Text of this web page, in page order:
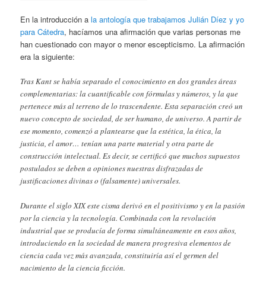
En la introducción ala antología que trabajamos Julián Díez y yo
para Cátedra, hacíamos una afirmación que varias personas me
han cuestionado con mayor o menor escepticismo. La afirmación
era la siguiente:
Tras Kant se había separado el conocimiento en dos grandes áreas
complementarias: la cuantificable con fórmulas y números, y la que
pertenece más al terreno de lo trascendente. Esta separación creó un
nuevo concepto de sociedad, de ser humano, de universo. A partir de
ese momento, comenzó a plantearse que la estética, la ética, la
justicia, el amor… tenían una parte material y otra parte de
construcción intelectual. Es decir, se certificó que muchos supuestos
postulados se deben a opiniones nuestras disfrazadas de
justificaciones divinas o (falsamente) universales.
Durante el siglo XIX este cisma derivó en el positivismo y en la pasión
por la ciencia y la tecnología. Combinada con la revolución
industrial que se producía de forma simultáneamente en esos años,
introduciendo en la sociedad de manera progresiva elementos de
ciencia cada vez más avanzada, constituiría así el germen del
nacimiento de la ciencia ficción.